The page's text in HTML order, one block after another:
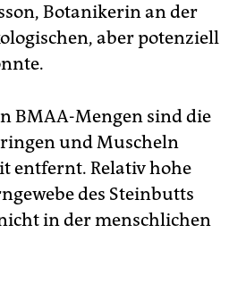
Botanikerin an der
aber potenziell
BMAA-Mengen sind die
und Muscheln
entfernt. Relativ hohe
des Steinbutts
in der menschlichen